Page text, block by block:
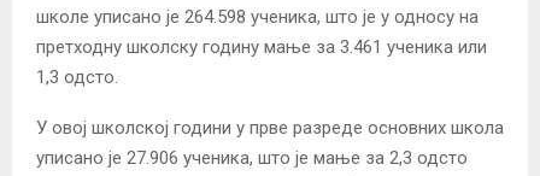
школе уписано је 264.598 ученика, што је у односу на
претходну школску годину мање за 3.461 ученика или
1,3 одсто.
У овој школској години у прве разреде основних школа
уписано је 27.906 ученика, што је мање за 2,3 одсто